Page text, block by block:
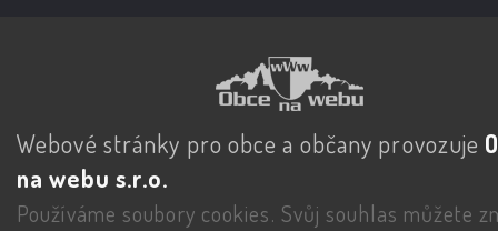
Webové stránky pro obce a občany provozuje
na webu s.r.o.
Používáme soubory cookies. Svůj souhlas můžete